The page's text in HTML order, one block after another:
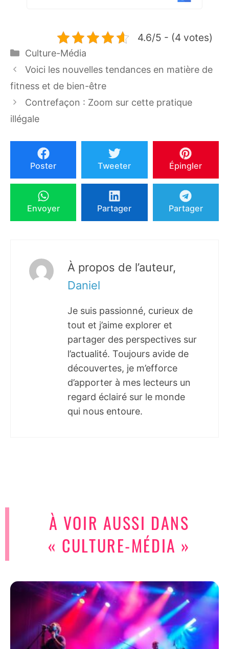
4.6/5 - (4 votes)
Catégories
Culture-Média
Voici les nouvelles tendances en matière de
fitness et de bien-être
Contrefaçon : Zoom sur cette pratique
illégale
Poster Tweeter Épingler
Envoyer Partager Partager
À propos de l’auteur,
Daniel
Je suis passionné, curieux de
tout et j’aime explorer et
partager des perspectives sur
l’actualité. Toujours avide de
découvertes, je m’efforce
d’apporter à mes lecteurs un
regard éclairé sur le monde
qui nous entoure.
À VOIR AUSSI DANS
« CULTURE-MÉDIA »